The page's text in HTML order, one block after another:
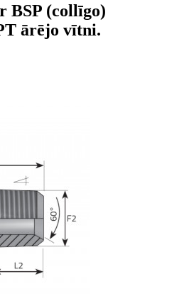
BSP (collīgo)
ārējo vītni.